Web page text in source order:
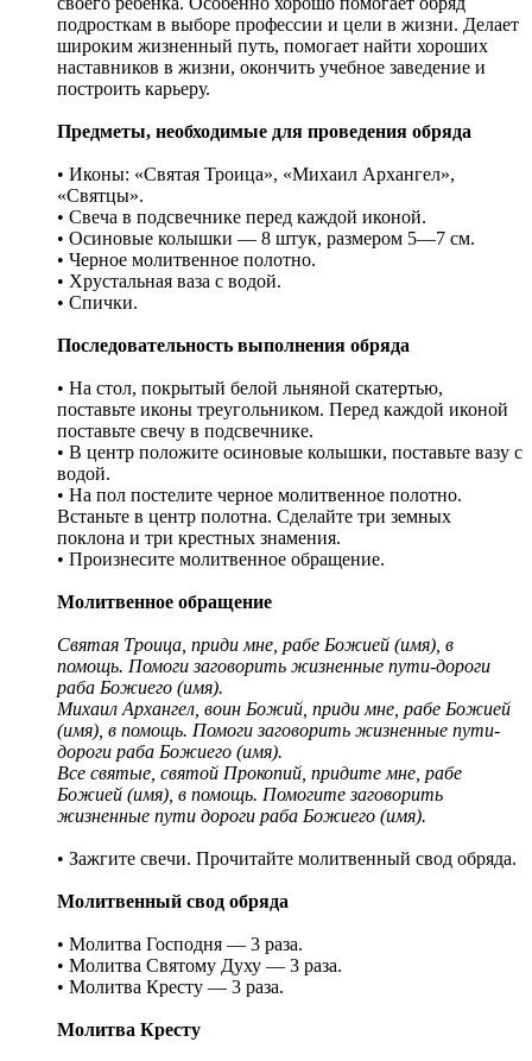
подросткам в выборе профессии и цели в жизни. Делает
широким жизненный путь, помогает найти хороших
наставников в жизни, окончить учебное заведение и
построить карьеру.
Предметы, необходимые для проведения обряда
• Иконы: «Святая Троица», «Михаил Архангел»,
«Святцы».
• Свеча в подсвечнике перед каждой иконой.
• Осиновые колышки — 8 штук, размером 5—7 см.
• Черное молитвенное полотно.
• Хрустальная ваза с водой.
• Спички.
Последовательность выполнения обряда
• На стол, покрытый белой льняной скатертью,
поставьте иконы треугольником. Перед каждой иконой
поставьте свечу в подсвечнике.
• В центр положите осиновые колышки, поставьте вазу с
водой.
• На пол постелите черное молитвенное полотно.
Встаньте в центр полотна. Сделайте три земных
поклона и три крестных знамения.
• Произнесите молитвенное обращение.
Молитвенное обращение
Святая Троица, приди мне, рабе Божией (имя), в
помощь. Помоги заговорить жизненные пути-дороги
раба Божиего (имя).
Михаил Архангел, воин Божий, приди мне, рабе Божией
(имя), в помощь. Помоги заговорить жизненные пути-
дороги раба Божиего (имя).
Все святые, святой Прокопий, придите мне, рабе
Божией (имя), в помощь. Помогите заговорить
жизненные пути дороги раба Божиего (имя).
• Зажгите свечи. Прочитайте молитвенный свод обряда.
Молитвенный свод обряда
• Молитва Господня — 3 раза.
• Молитва Святому Духу — 3 раза.
• Молитва Кресту — 3 раза.
Молитва Кресту